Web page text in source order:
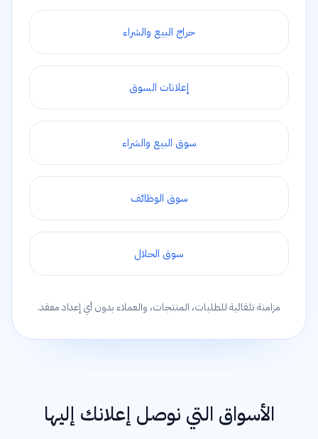
حراج البيع والشراء
إعلانات السوق
سوق البيع والشراء
سوق الوظائف
سوق الحلال
مزامنة تلقائية للطلبات، المنتجات، والعملاء بدون أي إعداد معقد.
الأسواق التي نوصل إعلانك إليها